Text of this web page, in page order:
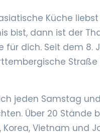
Küche
bist, dann ist der
für dich. Seit dem
jeden Samstag
Über 20 Stände
Korea, Vietnam und